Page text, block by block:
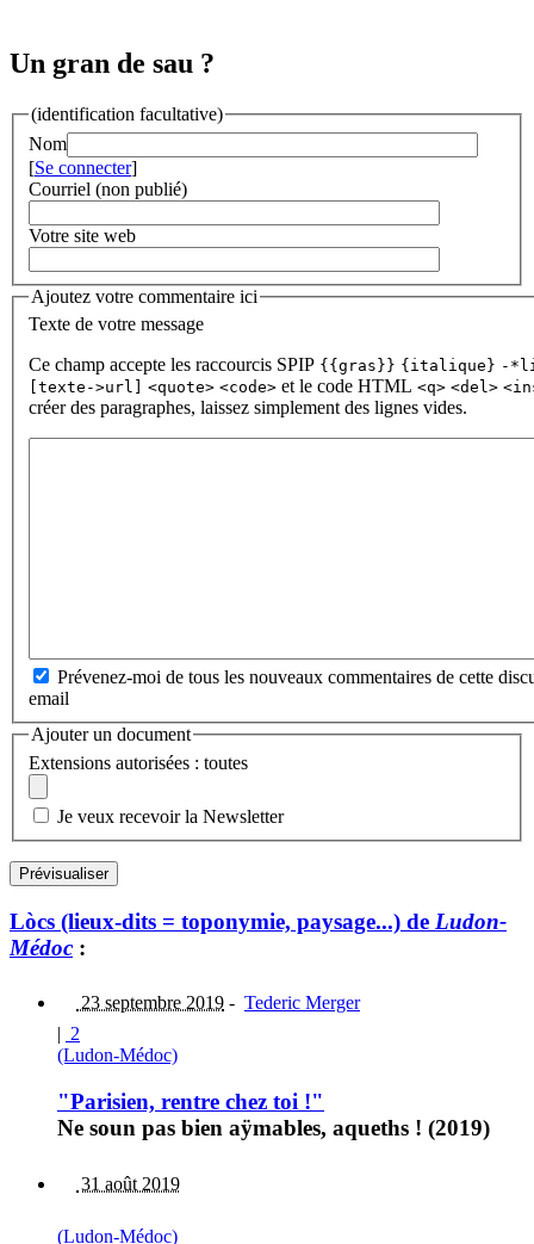
Un gran de sau ?
(identification facultative)
Nom
[Se connecter]
Courriel (non publié)
Votre site web
Ajoutez votre commentaire ici
Texte de votre message
Ce champ accepte les raccourcis SPIP {{gras}} {italique} -
[texte->url]
<quote> <code> et le code HTML <q> <del>
créer des paragraphes, laissez simplement des lignes vides.
Prévenez-moi de tous les nouveaux commentaires de cette
email
Ajouter un document
Extensions autorisées : toutes
Je veux recevoir la Newsletter
Lòcs (lieux-dits = toponymie, paysage...) de Ludon-
Médoc :
23 septembre 2019 - Tederic Merger
| 2
(Ludon-Médoc)
"Parisien, rentre chez toi !"
Ne soun pas bien aÿmables, aqueths ! (2019)
31 août 2019
(Ludon-Médoc)